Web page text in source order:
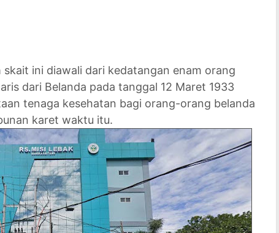
skait ini diawali dari kedatangan enam orang
dari Belanda pada tanggal 12 Maret 1933
tenaga kesehatan bagi orang-orang belanda
karet waktu itu.